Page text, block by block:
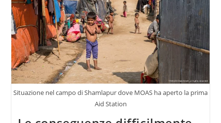
Situazione nel campo di Shamlapur dove MOAS ha aperto la prima
Aid Station